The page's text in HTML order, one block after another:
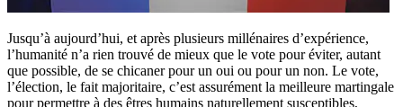
Jusqu’à aujourd’hui, et après plusieurs millénaires d’expérience,
l’humanité n’a rien trouvé de mieux que le vote pour éviter, autant
que possible, de se chicaner pour un oui ou pour un non. Le vote,
l’élection, le fait majoritaire, c’est assurément la meilleure martingale
pour permettre à des êtres humains naturellement susceptibles,